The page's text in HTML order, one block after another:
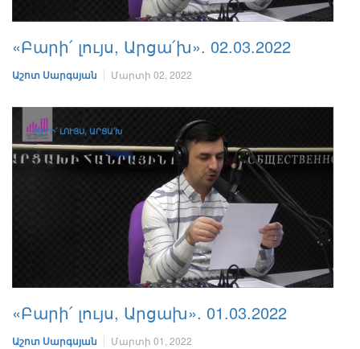
«Բարի՛ լույս, Արցա՛խ». 02.03.2022
Աշոտ Սարգսյան Մարտի 02, 2022
ԲԱՐԻ՛ ԼՈՒՅՍ, ԱՐՑԱ՛Խ
«Բարի՛ լույս, Արցախ». 01.03.2022
Աշոտ Սարգսյան Մարտի 01, 2022